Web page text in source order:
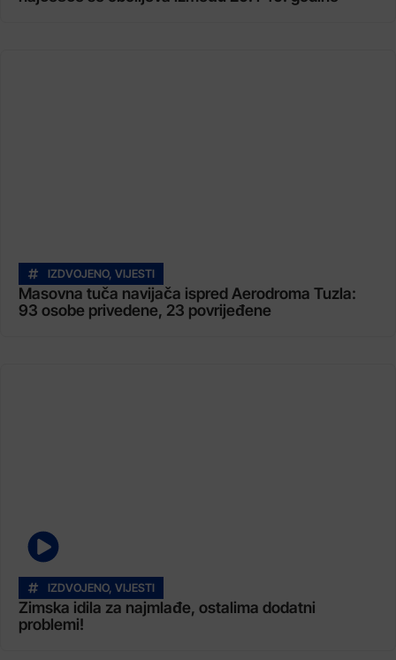
IZDVOJENO, VIJESTI
Masovna tuča navijača ispred Aerodroma Tuzla:
93 osobe privedene, 23 povrijeđene
IZDVOJENO, VIJESTI
Zimska idila za najmlađe, ostalima dodatni
problemi!